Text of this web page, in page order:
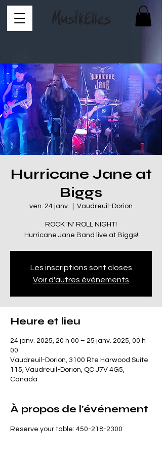
Hurricane Jane at
Biggs
ven. 24 janv. Vaudreuil-Dorion
ROCK 'N' ROLL NIGHT!
Hurricane Jane Band live at Biggs!
Les inscriptions sont closes
Voir d'autres événements
Heure et lieu
24 janv. 2025, 20 h 00 – 25 janv. 2025, 00 h
00
Vaudreuil-Dorion, 3100 Rte Harwood Suite
115, Vaudreuil-Dorion, QC J7V 4G5,
Canada
À propos de l'événement
Reserve your table: 450-218-2300